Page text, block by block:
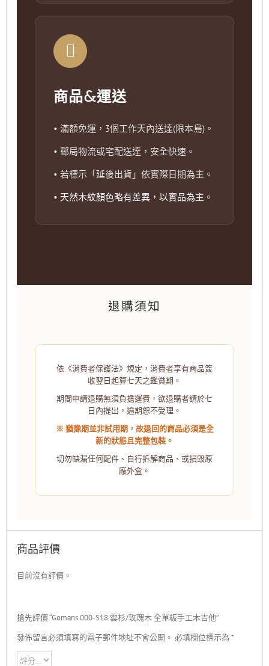
商品&運送
• 滿額免運，3個工作天內送達(限本島)。
• 郵局物流或宅配送達，安全快速。
• 若標示「延後出貨」依實際日期為主。
• 天然木紋顏色略有差異，以實品為主。
退購須知
依《消費者保護法》規定，消費者享有商品簽
收翌日起算七天之鑑賞期。
期間申請退購無須負擔運費，欲退購者請於七
日內提出，逾期恕不受理。
※ 猶豫期並非試用期，故退回的商品必須是全
新的狀態且完整包裝。
切勿缺漏任何配件、自行拆解商品、或損毀原
廠外盒。
商品評價
目前沒有評價。
搶先評價 “Gomans 000-S18 雲杉/玫瑰木 全單板手工木吉他”
發佈留言必須填寫的電子郵件地址不會公開。 必填欄位標示為*